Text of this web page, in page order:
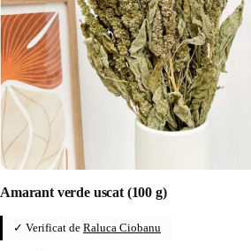
Amarant verde uscat (100 g)
✓ Verificat de Raluca Ciobanu